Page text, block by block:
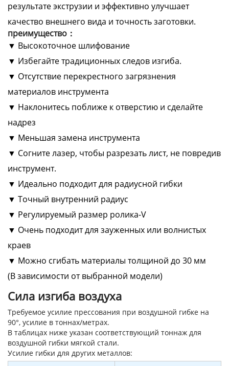
результате экструзии и эффективно улучшает
качество внешнего вида и точность заготовки.
преимущество：
▼ Высокоточное шлифование
▼ Избегайте традиционных следов изгиба.
▼ Отсутствие перекрестного загрязнения
материалов инструмента
▼ Наклонитесь поближе к отверстию и сделайте
надрез
▼ Меньшая замена инструмента
▼ Согните лазер, чтобы разрезать лист, не повредив
инструмент.
▼ Идеально подходит для радиусной гибки
▼ Точный внутренний радиус
▼ Регулируемый размер ролика-V
▼ Очень подходит для зауженных или волнистых
краев
▼ Можно сгибать материалы толщиной до 30 мм
(В зависимости от выбранной модели)
Сила изгиба воздуха
Требуемое усилие прессования при воздушной гибке на
90°, усилие в тоннах/метрах.
В таблицах ниже указан соответствующий тоннаж для
воздушной гибки мягкой стали.
Усилие гибки для других металлов: